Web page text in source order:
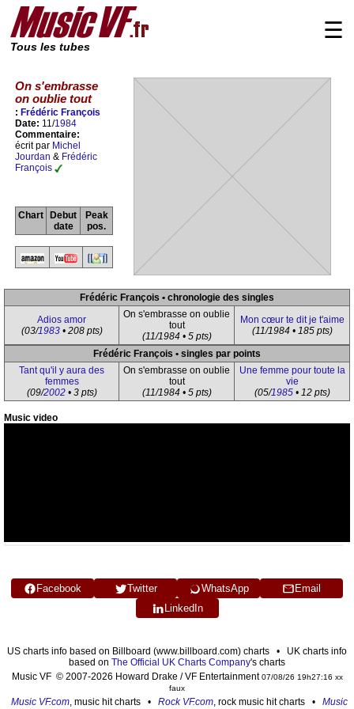
Tous les tubes
☰
On s'embrasse
on oublie tout
: Frédéric François
Date: 11/1984
Commentaire:
écrit par Michel
Jourdan & Frédéric
François
Chart
Debut
date
Peak
pos.
Frédéric François • chronologie des singles
Adios amor
(03/1983• 208 pts)
On s'embrasse on oublie
tout
(11/1984 • 5 pts)
Mon cœur te dit je t'aime
(11/1984 • 185 pts)
Frédéric François • singles par points
Tant qu'il y aura des
femmes
(09/2002• 3 pts)
On s'embrasse on oublie
tout
(11/1984 • 5 pts)
Une femme pour toute la
vie
(05/1985• 12 pts)
Music video
Facebook Twitter WhatsApp
Email
LinkedIn
US charts info based on Billboard (www.billboard.com) charts • UK charts info
based on The Official UK Charts Company's charts
Music VF © 2007-2026 Howard Drake / VF Entertainment07/08/26 19h27:16 xx
faux
Music VF.com, music hit charts • Rock VF.com, rock music hit charts • Music